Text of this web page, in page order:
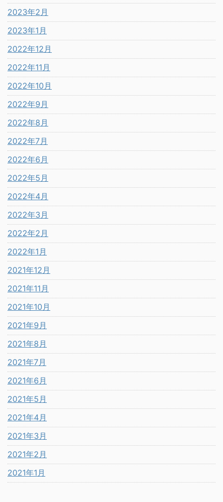
2023年2月
2023年1月
2022年12月
2022年11月
2022年10月
2022年9月
2022年8月
2022年7月
2022年6月
2022年5月
2022年4月
2022年3月
2022年2月
2022年1月
2021年12月
2021年11月
2021年10月
2021年9月
2021年8月
2021年7月
2021年6月
2021年5月
2021年4月
2021年3月
2021年2月
2021年1月